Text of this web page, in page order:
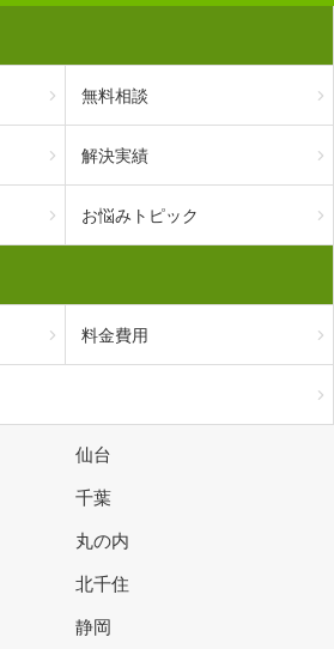
無料相談
解決実績
お悩みトピック
料金費用
仙台
千葉
丸の内
北千住
静岡